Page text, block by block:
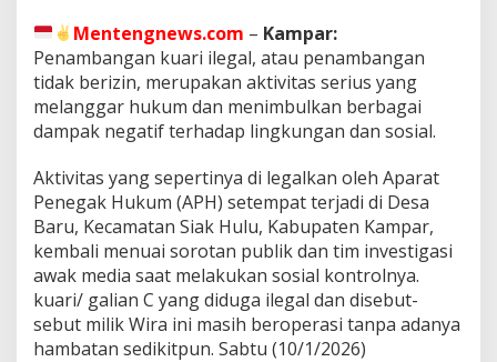
l
e
g
a
l
O
e
h
P
o
l
d
a
R
i
Mentengnews.com – Kampar:
Penambangan kuari ilegal, atau penambangan
tidak berizin, merupakan aktivitas serius yang
melanggar hukum dan menimbulkan berbagai
dampak negatif terhadap lingkungan dan sosial.
Aktivitas yang sepertinya di legalkan oleh Aparat
Penegak Hukum (APH) setempat terjadi di Desa
Baru, Kecamatan Siak Hulu, Kabupaten Kampar,
kembali menuai sorotan publik dan tim investigasi
awak media saat melakukan sosial kontrolnya.
kuari/ galian C yang diduga ilegal dan disebut-
sebut milik Wira ini masih beroperasi tanpa adanya
hambatan sedikitpun. Sabtu (10/1/2026)